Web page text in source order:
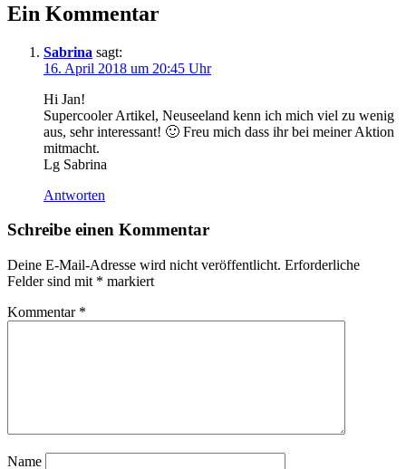
Ein Kommentar
Sabrina sagt:
16. April 2018 um 20:45 Uhr
Hi Jan!
Supercooler Artikel, Neuseeland kenn ich mich viel zu wenig
aus, sehr interessant! 🙂 Freu mich dass ihr bei meiner Aktion
mitmacht.
Lg Sabrina
Antworten
Schreibe einen Kommentar
Deine E-Mail-Adresse wird nicht veröffentlicht. Erforderliche
Felder sind mit * markiert
Kommentar *
Name